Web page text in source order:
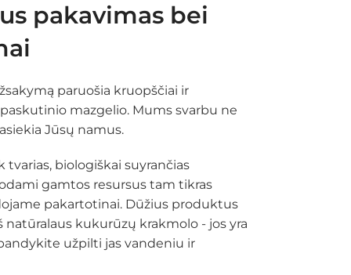
pakavimas bei
paruošia kruopščiai ir
mazgelio. Mums svarbu ne
Jūsų namus.
biologiškai suyrančias
gamtos resursus tam tikras
pakartotinai. Dūžius produktus
kukurūzų krakmolo - jos yra
užpilti jas vandeniu ir